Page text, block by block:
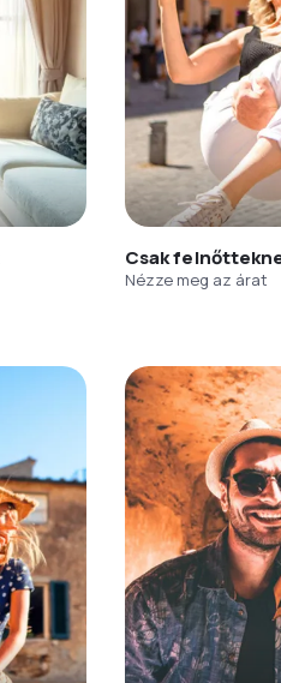
Csak
Nézze meg az árat